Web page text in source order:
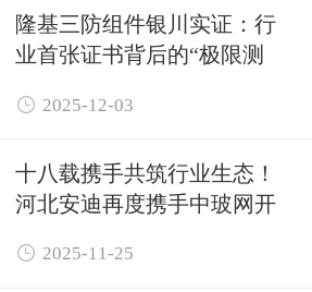
隆基三防组件银川实证：行
业首张证书背后的“极限测
 2025-12-03
十八载携手共筑行业生态！
河北安迪再度携手中玻网开
 2025-11-25